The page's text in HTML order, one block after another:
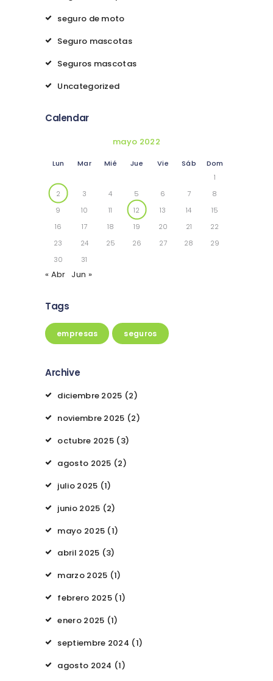
seguro de moto
Seguro mascotas
Seguros mascotas
Uncategorized
Calendar
mayo 2022
Lun Mar Mié Jue Vie Sáb
Dom
1
2
3 4 5 6 7
8
9
10 11 12 13 14
15
16
17 18 19 20 21
22
23
24 25 26 27 28
29
30
31
« Abr Jun »
Tags
empresas seguros
Archive
diciembre 2025 (2)
noviembre 2025 (2)
octubre 2025 (3)
agosto 2025 (2)
julio 2025 (1)
junio 2025 (2)
mayo 2025 (1)
abril 2025 (3)
marzo 2025 (1)
febrero 2025 (1)
enero 2025 (1)
septiembre 2024 (1)
agosto 2024 (1)